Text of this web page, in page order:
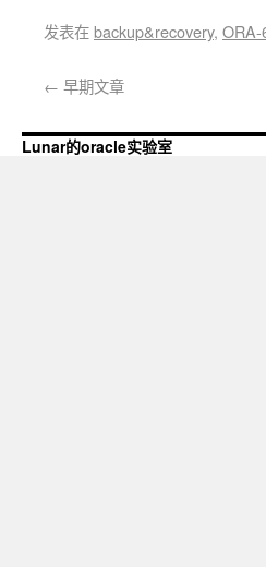
发表在backup&recovery,
← 早期文章
Lunar的oracle实验室